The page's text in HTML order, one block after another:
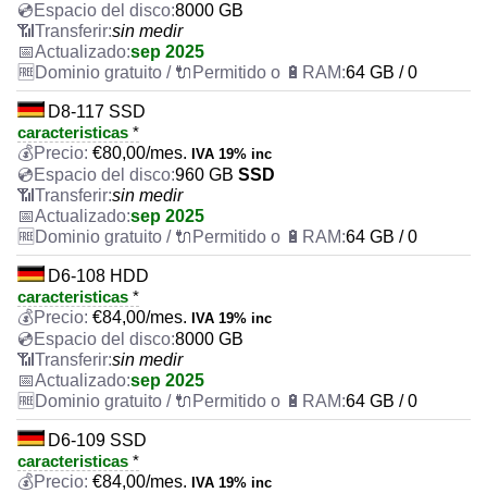
8000 GB
sin medir
sep 2025
64 GB / 0
D8-117 SSD
caracteristicas *
€80,00/mes. IVA 19% inc
960 GB SSD
sin medir
sep 2025
64 GB / 0
D6-108 HDD
caracteristicas *
€84,00/mes. IVA 19% inc
8000 GB
sin medir
sep 2025
64 GB / 0
D6-109 SSD
caracteristicas *
€84,00/mes. IVA 19% inc